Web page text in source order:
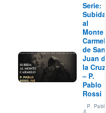
Serie:
Subida
al
Monte
Carmelo
de San
Juan de
la Cruz
– P.
Pablo
Rossi
P. Pablo